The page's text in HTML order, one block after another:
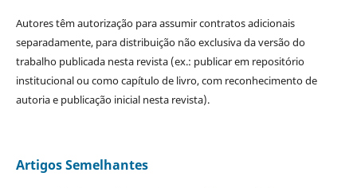
Autores têm autorização para assumir contratos adicionais
separadamente, para distribuição não exclusiva da versão do
trabalho publicada nesta revista (ex.: publicar em repositório
institucional ou como capítulo de livro, com reconhecimento de
autoria e publicação inicial nesta revista).
Artigos Semelhantes